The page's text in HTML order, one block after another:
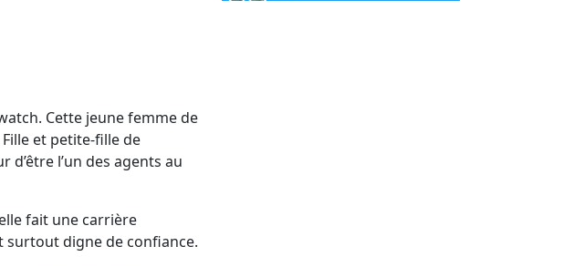
Cette jeune femme de
et petite-fille de
l’un des agents au
fait une carrière
surtout digne de confiance.